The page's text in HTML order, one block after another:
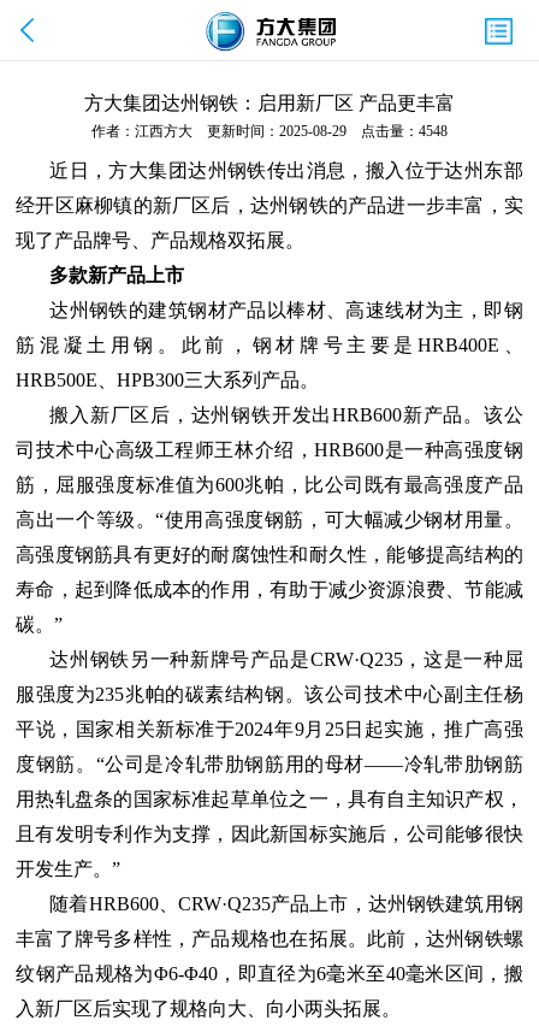
方大集团达州钢铁：启用新厂区 产品更丰富
作者：江西方大 更新时间：2025-08-29 点击量：4548
近日，方大集团达州钢铁传出消息，搬入位于达州东部
经开区麻柳镇的新厂区后，达州钢铁的产品进一步丰富，实
现了产品牌号、产品规格双拓展。
多款新产品上市
达州钢铁的建筑钢材产品以棒材、高速线材为主，即钢
筋混凝土用钢。此前，钢材牌号主要是HRB400E、
HRB500E、HPB300三大系列产品。
搬入新厂区后，达州钢铁开发出HRB600新产品。该公
司技术中心高级工程师王林介绍，HRB600是一种高强度钢
筋，屈服强度标准值为600兆帕，比公司既有最高强度产品
高出一个等级。“使用高强度钢筋，可大幅减少钢材用量。
高强度钢筋具有更好的耐腐蚀性和耐久性，能够提高结构的
寿命，起到降低成本的作用，有助于减少资源浪费、节能减
碳。”
达州钢铁另一种新牌号产品是CRW·Q235，这是一种屈
服强度为235兆帕的碳素结构钢。该公司技术中心副主任杨
平说，国家相关新标准于2024年9月25日起实施，推广高强
度钢筋。“公司是冷轧带肋钢筋用的母材——冷轧带肋钢筋
用热轧盘条的国家标准起草单位之一，具有自主知识产权，
且有发明专利作为支撑，因此新国标实施后，公司能够很快
开发生产。”
随着HRB600、CRW·Q235产品上市，达州钢铁建筑用钢
丰富了牌号多样性，产品规格也在拓展。此前，达州钢铁螺
纹钢产品规格为Φ6-Φ40，即直径为6毫米至40毫米区间，搬
入新厂区后实现了规格向大、向小两头拓展。